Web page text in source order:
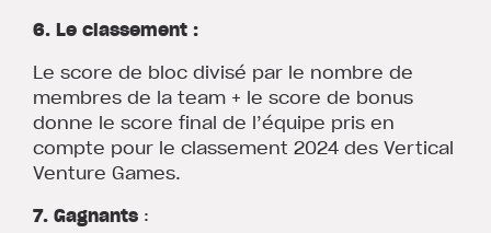
6. Le classement :
Le score de bloc divisé par le nombre de
membres de la team + le score de bonus
donne le score final de l’équipe pris en
compte pour le classement 2024 des Vertical
Venture Games.
7. Gagnants :